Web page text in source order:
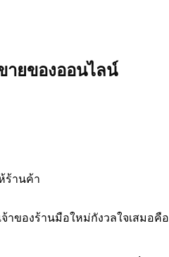
ายของออนไลน์
ร้านค้า
จ้าของร้านมือใหม่กังวลใจเสมอคือ